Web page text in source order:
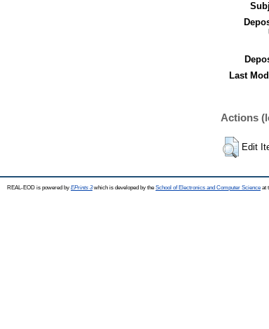
Last
Actions
Edit
REAL-EOD is powered by EPrints 3which is developed by the School of Electronics and Computer Science at